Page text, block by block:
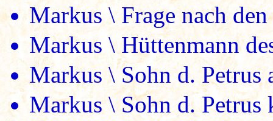
Markus \ Frage nach
Markus \ Hüttenmann
Markus \ Sohn d. Petrus
Markus \ Sohn d. Petrus